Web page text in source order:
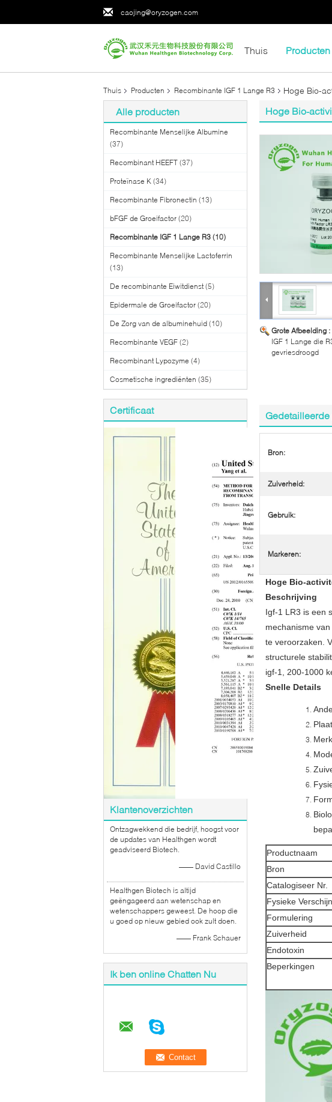
caojing@oryzogen.com
Thuis Producten
Thuis Producten Recombinante IGF 1 Lange R3 Hoge Bio-
Alle producten
Recombinante Menselijke Albumine
(37)
Recombinant HEEFT (37)
Proteïnase K (34)
Recombinante Fibronectin (13)
bFGF de Groeifactor (20)
Recombinante IGF 1 Lange R3 (10)
Recombinante Menselijke Lactoferrin
(13)
De recombinante Eiwitdienst (5)
Epidermale de Groeifactor (20)
De Zorg van de albuminehuid (10)
Recombinante VEGF (2)
Recombinant Lypozyme (4)
Cosmetische ingrediënten (35)
Certificaat
Klantenoverzichten
Ontzagwekkend die bedrijf, hoogst voor
de updates van Healthgen wordt
geadviseerd Biotech.
—— David Castillo
Healthgen Biotech is altijd
geëngageerd aan wetenschap en
wetenschappers geweest. De hoop die
u goed op nieuw gebied ook zult doen.
—— Frank Schauer
Ik ben online Chatten Nu
Hoge Bio-
Grote Afbeelding :
IGF 1 Lange die
gevriesdroogd
Bron:
Zuiverheid:
Gebruik:
Markeren:
Hoge Bio-
Beschrijving
Igf-1 LR3 is een
mechanisme
te veroorzaken.
structurele
igf-1, 200-1000
Snelle Details
Productnaam
Bron
Catalogiseer Nr.
Fysieke
Formulering
Zuiverheid
Endotoxin
Beperkingen